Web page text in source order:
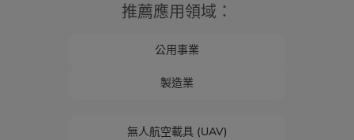
推薦應用領域：
公用事業
製造業
無人航空載具 (UAV)